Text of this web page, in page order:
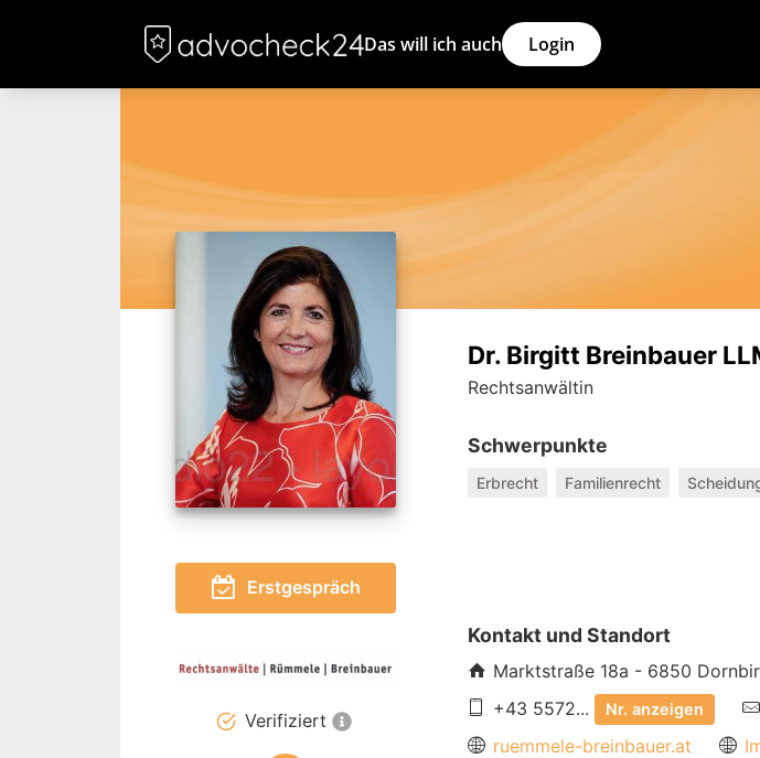
Das will ich auch Login
Erstgespräch
Verifiziert
Dr. Birgitt Breinbauer
Rechtsanwältin
Schwerpunkte
Erbrecht Familienrecht
Kontakt und Standort
Marktstraße 18a - 6850
+43 5572...
Nr. anzeigen
ruemmele-breinbauer.at